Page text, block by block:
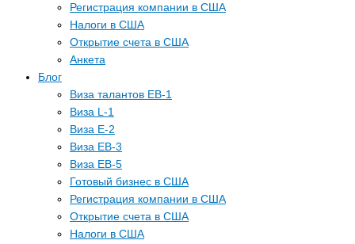
Регистрация компании в США
Налоги в США
Открытие счета в США
Анкета
Блог
Виза талантов EB-1
Виза L-1
Виза E-2
Виза EB-3
Виза EB-5
Готовый бизнес в США
Регистрация компании в США
Открытие счета в США
Налоги в США